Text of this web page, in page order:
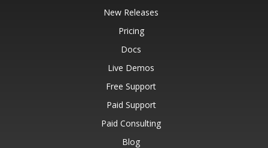
New Releases
Pricing
Docs
Live Demos
Free Support
Paid Support
Paid Consulting
Blog